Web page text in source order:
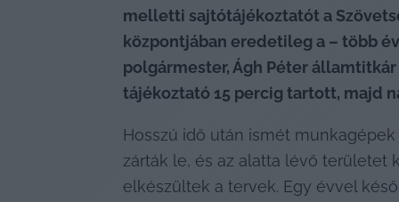
melletti sajtótájékoztatót a
központjában eredetileg a – több
polgármester, Ágh Péter
tájékoztató 15 percig tartott, majd
Hosszú idő után ismét
zárták le, és az alatta lévő területet
elkészültek a tervek. Egy évvel